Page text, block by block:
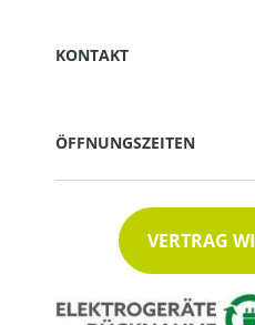
KONTAKT
ÖFFNUNGSZEITEN
VERTRAG